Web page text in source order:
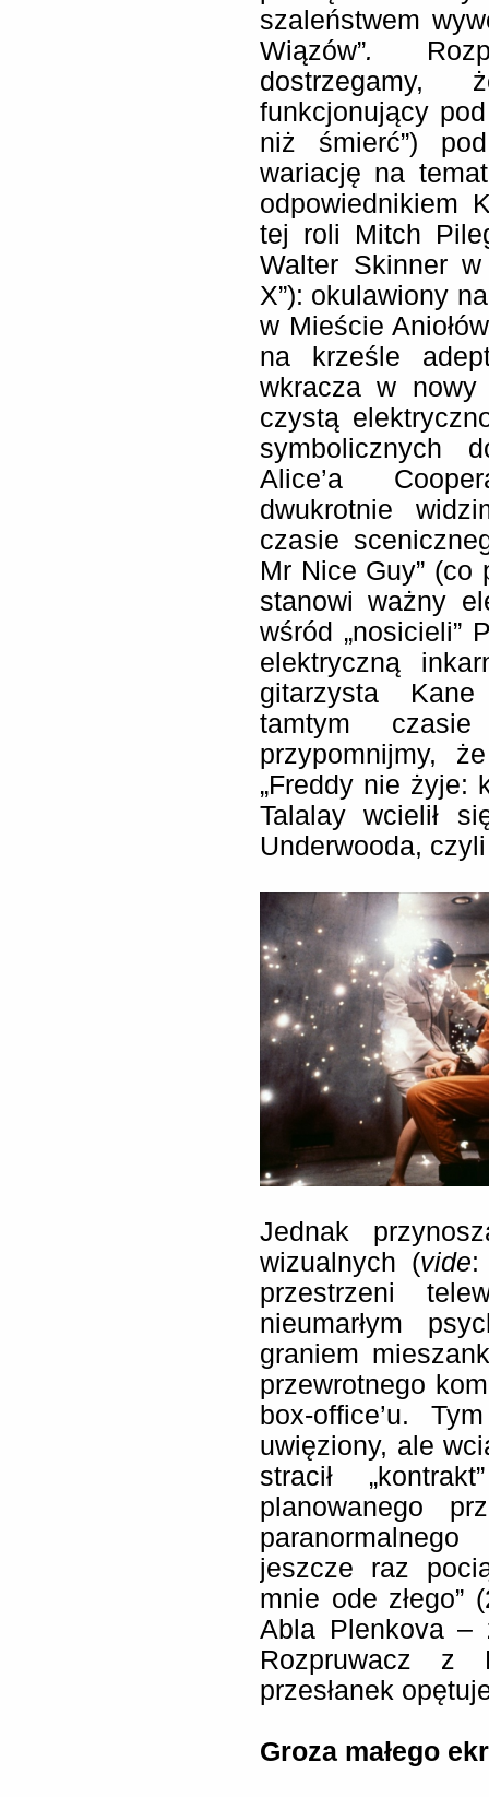
szaleństwem
Wiązów”.
funkcjonujący
niż śmierć”)
wariację na
odpowiednikiem
tej roli Mitch
Walter Skinner
X”): okulawiony
w Mieście
na krześle
wkracza w
czystą
symbolicznych
Alice’a
dwukrotnie
czasie
Mr Nice Guy” (co
stanowi ważny
wśród „nosicieli”
elektryczną
gitarzysta
tamtym
przypomnijmy,
„Freddy nie żyje:
Talalay wcielił
Underwooda,
Jednak
wizualnych (vide:
przestrzeni
nieumarłym
graniem
przewrotnego
box-office’u.
uwięziony, ale
stracił
planowanego
jeszcze raz
mnie ode złego”
Abla Plenkova –
Rozpruwacz z
przesłanek
Groza małego